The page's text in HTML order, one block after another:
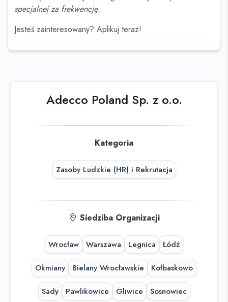
specjalnej za frekwencję.
Jesteś zainteresowany? Aplikuj teraz!
Adecco Poland Sp. z o.o.
Kategoria
Zasoby Ludzkie (HR) i Rekrutacja
Siedziba Organizacji
Wrocław Warszawa Legnica Łódź
Okmiany Bielany Wrocławskie Kołbaskowo
Sady Pawlikowice Gliwice Sosnowiec